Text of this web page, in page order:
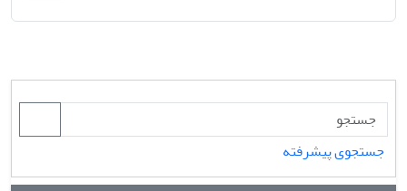
جستجوی پیشرفته